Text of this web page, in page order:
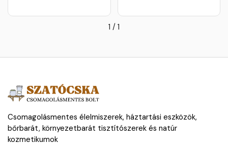
1 / 1
Csomagolásmentes élelmiszerek, háztartási eszközök,
bőrbarát, környezetbarát tisztítószerek és natúr
kozmetikumok